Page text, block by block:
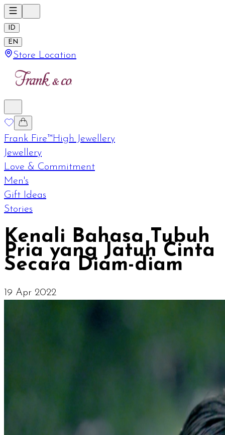
ID
EN
Store Location
Frank Fire™High Jewellery
Jewellery
Love & Commitment
Men's
Gift Ideas
Stories
Kenali Bahasa Tubuh
Pria yang Jatuh Cinta
Secara Diam-diam
19 Apr 2022